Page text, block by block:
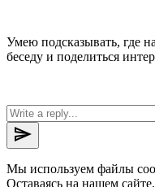
Умею подсказывать, где
беседу и поделиться
send
Мы используем файлы
Оставаясь на нашем